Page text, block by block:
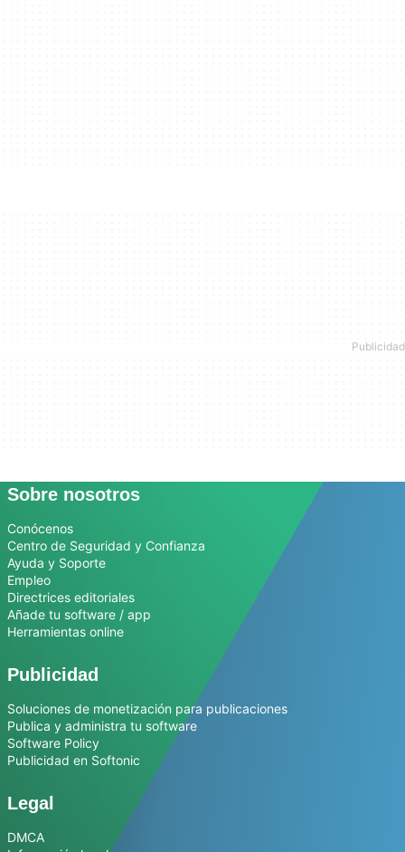
Sobre nosotros
Conócenos
Centro de Seguridad y Confianza
Ayuda y Soporte
Empleo
Directrices editoriales
Añade tu software / app
Herramientas online
Publicidad
Soluciones de monetización para publicaciones
Publica y administra tu software
Software Policy
Publicidad en Softonic
Legal
DMCA